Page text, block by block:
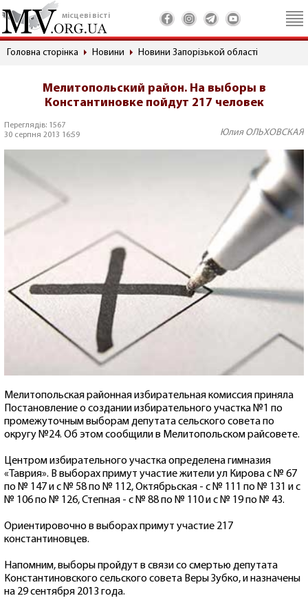
місцеві вісті
Головна сторінка Новини Новини Запорізькой області
Мелитопольский район. На выборы в
Константиновке пойдут 217 человек
Переглядів: 1567
30 серпня 2013 16:59
Юлия ОЛЬХОВСКАЯ
Мелитопольская районная избирательная комиссия приняла
Постановление о создании избирательного участка №1 по
промежуточным выборам депутата сельского совета по
округу №24. Об этом сообщили в Мелитопольском райсовете.
Центром избирательного участка определена гимназия
«Таврия». В выборах примут участие жители ул Кирова с № 67
по № 147 и с № 58 по № 112, Октябрьская - с № 111 по № 131 и с
№ 106 по № 126, Степная - с № 88 по № 110 и с № 19 по № 43.
Ориентировочно в выборах примут участие 217
константиновцев.
Напомним, выборы пройдут в связи со смертью депутата
Константиновского сельского совета Веры Зубко, и назначены
на 29 сентября 2013 года.